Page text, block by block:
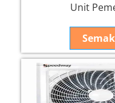
Unit